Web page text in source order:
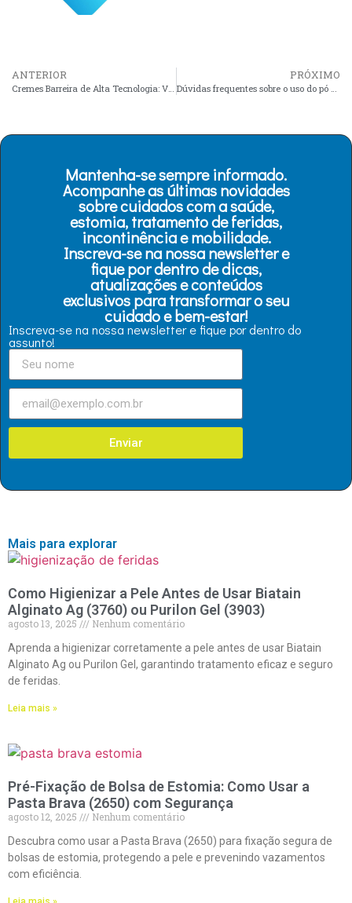
ANTERIOR
Cremes Barreira de Alta Tecnologia: Vantagens para Pacientes com Estomas
PRÓXIMO
Dúvidas frequentes sobre o uso do pó protetor
Mantenha-se sempre informado.
Acompanhe as últimas novidades
sobre cuidados com a saúde,
estomia, tratamento de feridas,
incontinência e mobilidade.
Inscreva-se na nossa newsletter e
fique por dentro de dicas,
atualizações e conteúdos
exclusivos para transformar o seu
cuidado e bem-estar!
Inscreva-se na nossa newsletter e fique por dentro do
assunto!
Enviar
Mais para explorar
Como Higienizar a Pele Antes de Usar Biatain
Alginato Ag (3760) ou Purilon Gel (3903)
agosto 13, 2025
Nenhum comentário
Aprenda a higienizar corretamente a pele antes de usar Biatain
Alginato Ag ou Purilon Gel, garantindo tratamento eficaz e seguro
de feridas.
Leia mais »
Pré-Fixação de Bolsa de Estomia: Como Usar a
Pasta Brava (2650) com Segurança
agosto 12, 2025
Nenhum comentário
Descubra como usar a Pasta Brava (2650) para fixação segura de
bolsas de estomia, protegendo a pele e prevenindo vazamentos
com eficiência.